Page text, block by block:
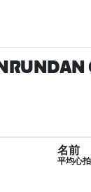
名前
平均心